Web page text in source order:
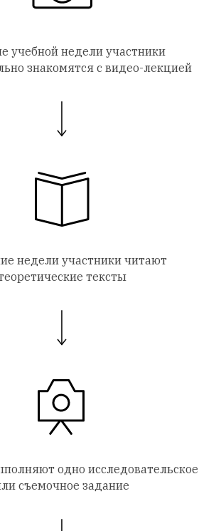
учебной недели участники
знакомятся с видео-лекцией
недели участники читают
тексты
одно исследовательское
съемочное задание